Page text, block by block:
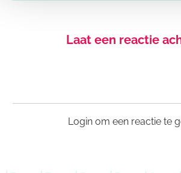
Laat een reactie
Login om een reactie te